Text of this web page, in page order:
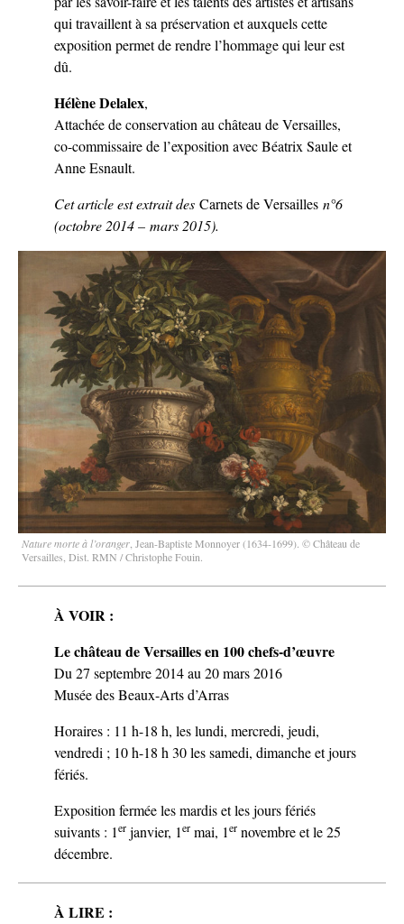
qui travaillent à sa préservation et auxquels cette
exposition permet de rendre l’hommage qui leur est
dû.
Hélène Delalex,
Attachée de conservation au château de Versailles,
co-commissaire de l’exposition avec Béatrix Saule et
Anne Esnault.
Cet article est extrait des Carnets de Versailles n°6
(octobre 2014 – mars 2015).
Nature morte à l’oranger , Jean-Baptiste Monnoyer (1634-1699). © Château de
Versailles, Dist. RMN / Christophe Fouin.
À VOIR :
Le château de Versailles en 100 chefs-d’œuvre
Du 27 septembre 2014 au 20 mars 2016
Musée des Beaux-Arts d’Arras
Horaires : 11 h-18 h, les lundi, mercredi, jeudi,
vendredi ; 10 h-18 h 30 les samedi, dimanche et jours
fériés.
Exposition fermée les mardis et les jours fériés
suivants : 1er janvier, 1er mai, 1er novembre et le 25
décembre.
À LIRE :